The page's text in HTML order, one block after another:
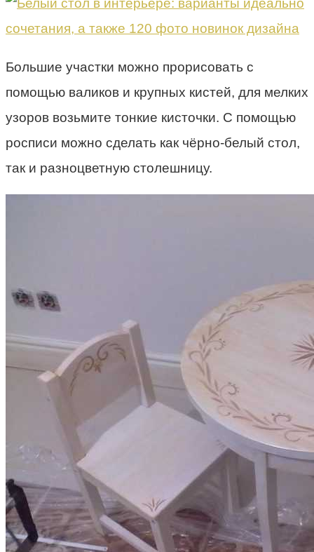
Большие участки можно прорисовать с
помощью валиков и крупных кистей, для мелких
узоров возьмите тонкие кисточки. С помощью
росписи можно сделать как чёрно-белый стол,
так и разноцветную столешницу.